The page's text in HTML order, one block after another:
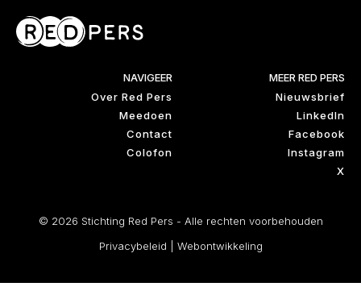
NAVIGEER
Over Red Pers
Meedoen
Contact
Colofon
MEER RED PERS
Nieuwsbrief
LinkedIn
Facebook
Instagram
X
© 2026 Stichting Red Pers - Alle rechten voorbehouden
Privacybeleid
Webontwikkeling